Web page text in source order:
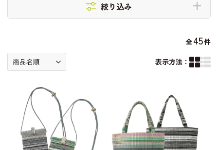
絞り込み
全45件
表示方法：